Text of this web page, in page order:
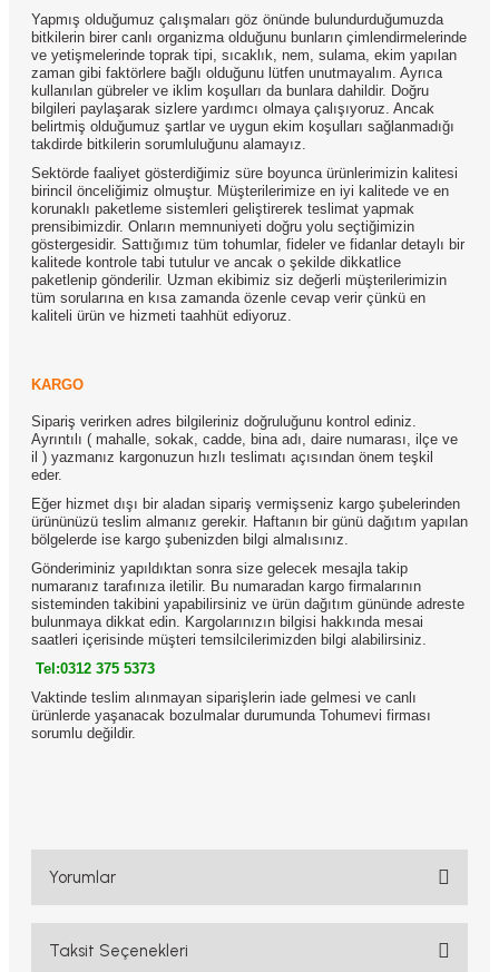
Yapmış olduğumuz çalışmaları göz önünde bulundurduğumuzda
bitkilerin birer canlı organizma olduğunu bunların çimlendirmelerinde
ve yetişmelerinde toprak tipi, sıcaklık, nem, sulama, ekim yapılan
zaman gibi faktörlere bağlı olduğunu lütfen unutmayalım. Ayrıca
kullanılan gübreler ve iklim koşulları da bunlara dahildir. Doğru
bilgileri paylaşarak sizlere yardımcı olmaya çalışıyoruz. Ancak
belirtmiş olduğumuz şartlar ve uygun ekim koşulları sağlanmadığı
takdirde bitkilerin sorumluluğunu alamayız.
Sektörde faaliyet gösterdiğimiz süre boyunca ürünlerimizin kalitesi
birincil önceliğimiz olmuştur. Müşterilerimize en iyi kalitede ve en
korunaklı paketleme sistemleri geliştirerek teslimat yapmak
prensibimizdir. Onların memnuniyeti doğru yolu seçtiğimizin
göstergesidir. Sattığımız tüm tohumlar, fideler ve fidanlar detaylı bir
kalitede kontrole tabi tutulur ve ancak o şekilde dikkatlice
paketlenip gönderilir. Uzman ekibimiz siz değerli müşterilerimizin
tüm sorularına en kısa zamanda özenle cevap verir çünkü en
kaliteli ürün ve hizmeti taahhüt ediyoruz.
KARGO
Sipariş verirken adres bilgileriniz doğruluğunu kontrol ediniz.
Ayrıntılı ( mahalle, sokak, cadde, bina adı, daire numarası, ilçe ve
il ) yazmanız kargonuzun hızlı teslimatı açısından önem teşkil
eder.
Eğer hizmet dışı bir aladan sipariş vermişseniz kargo şubelerinden
ürününüzü teslim almanız gerekir. Haftanın bir günü dağıtım yapılan
bölgelerde ise kargo şubenizden bilgi almalısınız.
Gönderiminiz yapıldıktan sonra size gelecek mesajla takip
numaranız tarafınıza iletilir. Bu numaradan kargo firmalarının
sisteminden takibini yapabilirsiniz ve ürün dağıtım gününde adreste
bulunmaya dikkat edin. Kargolarınızın bilgisi hakkında mesai
saatleri içerisinde müşteri temsilcilerimizden bilgi alabilirsiniz.
Tel:0312 375 5373
Vaktinde teslim alınmayan siparişlerin iade gelmesi ve canlı
ürünlerde yaşanacak bozulmalar durumunda Tohumevi firması
sorumlu değildir.
Yorumlar
Bu ürüne ilk yorumu siz yapın!
Taksit Seçenekleri